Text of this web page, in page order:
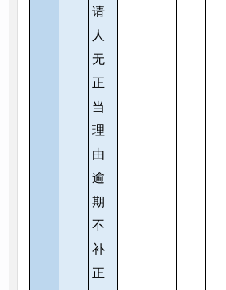
请
人
无
正
当
理
由
逾
期
不
补
正